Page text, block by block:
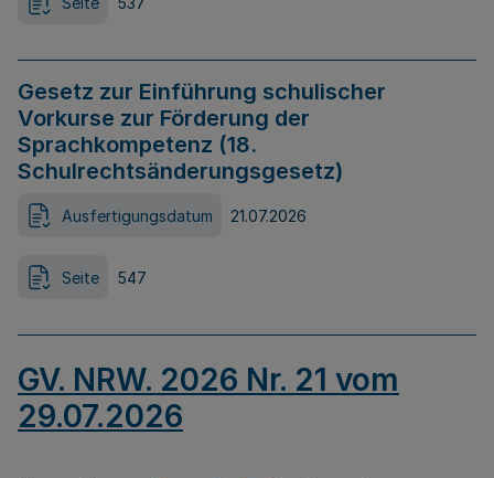
Gesetz zur Einführung schulischer
Vorkurse zur Förderung der
Sprachkompetenz (18.
Schulrechtsänderungsgesetz)
Ausfertigungsdatum 21.07.2026
Seite 547
GV. NRW. 2026 Nr. 21 vom
29.07.2026